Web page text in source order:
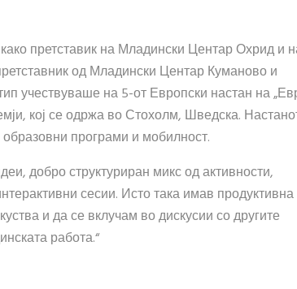
претставик на Младински Центар Охрид и
од Младински Центар Куманово и
учествуваше на 5-от Европски настан на
кој се одржа во Стохолм, Шведска.
програми и мобилност.
добро структуриран микс од активности,
сесии. Исто така имав продуктивна
и да се вклучам во дискусии со другите
работа.“